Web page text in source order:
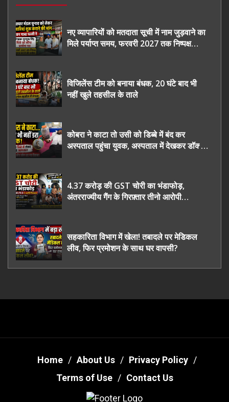
नए व्यापारियों को मतदाता सूची में नाम जुड़वाने का
मिले पर्याप्त समय, फरवरी 2027 तक निष्पक्ष
विजिलेंस टीम को बनाया बंधक, 20 घंटे बाद भी
नहीं खुले तहसील के ताले
कोबरा ने काटा तो उसी को डिब्बे में बंद कर
अस्पताल पहुंचा युवक, अस्पताल में देखकर डॉक्टर
4.37 करोड़ की GST चोरी का भंडाफोड़,
अंतरराज्यीय गैंग के गिरफ़्तार तीनो आरोपी
सहकारिता विभाग में खेला! तबादले पर मेडिकल
लीव, फिर प्रमोशन के साथ घर वापसी?
Home About Us
Privacy Policy
Terms of Use
Contact Us